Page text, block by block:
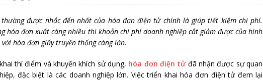
được nhắc đến nhất của hóa đơn điện tử chính là giúp tiết kiệm chi phí.
hóa đơn xuất càng nhiều thì khoản chi phí doanh nghiệp cắt giảm được của hình
hóa đơn giấy truyền thống càng lớn.
thí điểm và khuyến khích sử dụng, hóa đơn điện tửđã nhận được sự quan
đặc biệt là các doanh nghiệp lớn. Việc triển khai hóa đơn điện tử đem lại